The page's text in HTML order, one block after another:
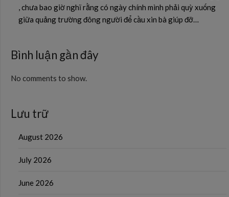
, chưa bao giờ nghĩ rằng có ngày chính mình phải quỳ xuống
giữa quảng trường đông người để cầu xin bà giúp đỡ…
Bình luận gần đây
No comments to show.
Lưu trữ
August 2026
July 2026
June 2026